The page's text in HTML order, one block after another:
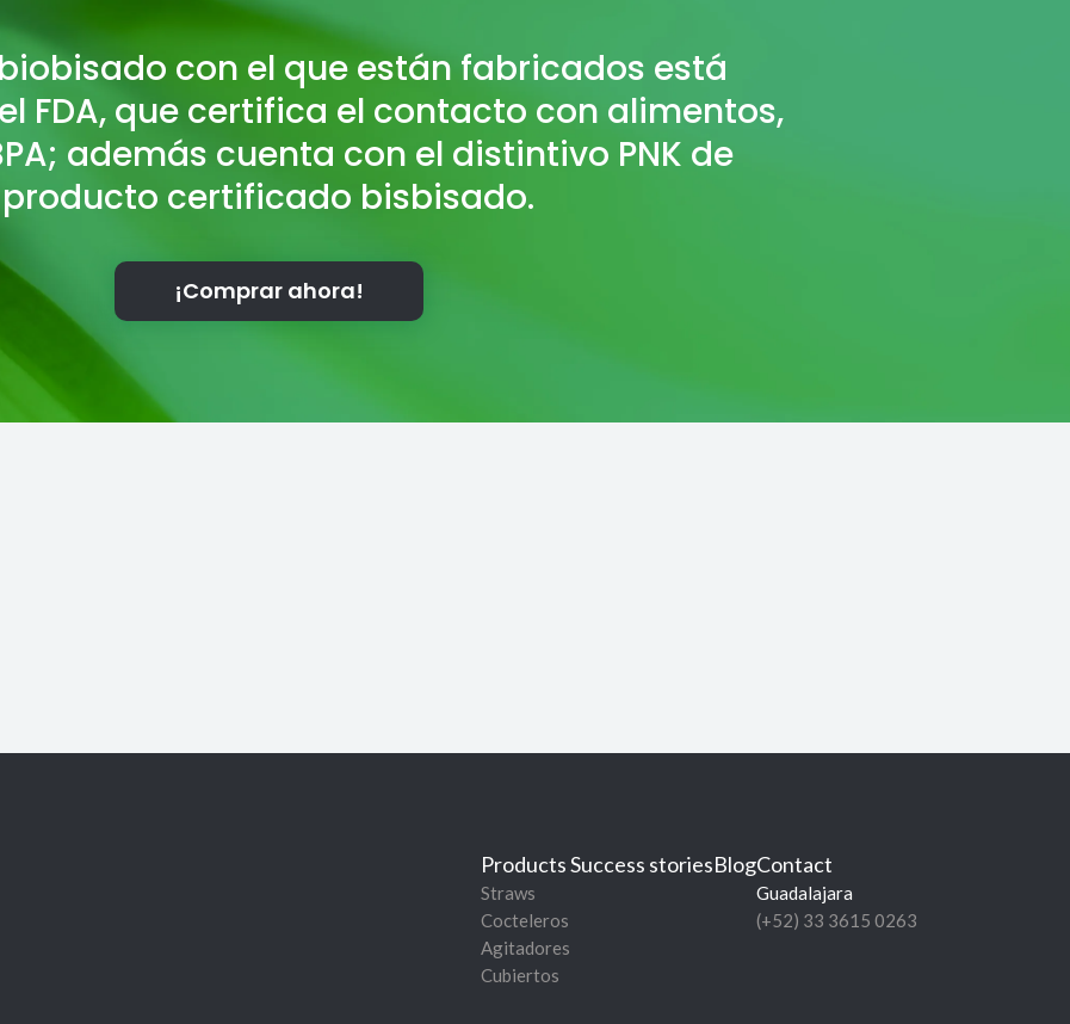
con el que están fabricados está
FDA, que certifica el contacto con alimentos,
además cuenta con el distintivo PNK de
producto certificado bisbisado.
¡Comprar ahora!
Products
Straws
Cocteleros
Agitadores
Cubiertos
Success storiesBlogContact
Guadalajara
(+52) 33 3615 0263